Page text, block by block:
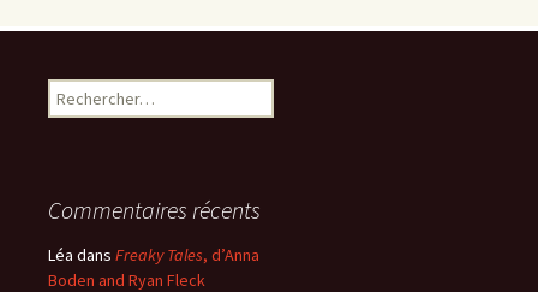
Rechercher :
Commentaires récents
Léa dans Freaky Tales, d’Anna
Boden and Ryan Fleck